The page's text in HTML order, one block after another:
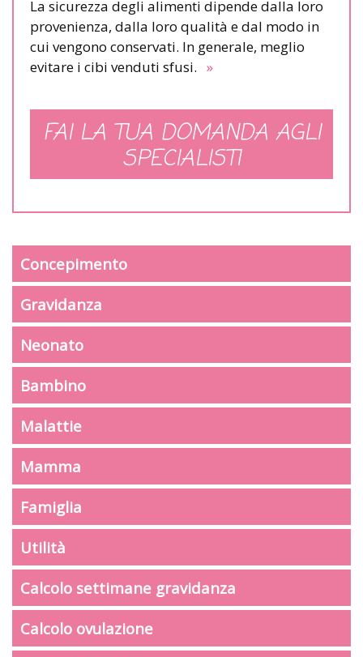
La sicurezza degli alimenti dipende dalla loro
provenienza, dalla loro qualità e dal modo in
cui vengono conservati. In generale, meglio
evitare i cibi venduti sfusi. »
FAI LA TUA DOMANDA AGLI
SPECIALISTI
Concepimento
Gravidanza
Neonato
Bambino
Malattie
Mamma
Famiglia
Utilità
Calcolo settimane gravidanza
Calcolo ovulazione